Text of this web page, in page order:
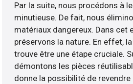
Par la suite, nous procédons à
minutieuse. De fait, nous
matériaux dangereux. Dans cet
préservons la nature. En effet,
trouve être une étape cruciale.
démontons les pièces
donne la possibilité de revendre